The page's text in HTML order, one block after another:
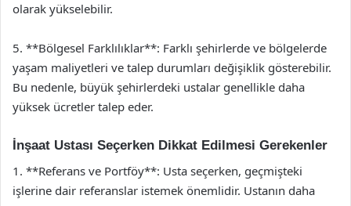
olarak yükselebilir.
5. **Bölgesel Farklılıklar**: Farklı şehirlerde ve bölgelerde
yaşam maliyetleri ve talep durumları değişiklik gösterebilir.
Bu nedenle, büyük şehirlerdeki ustalar genellikle daha
yüksek ücretler talep eder.
İnşaat Ustası Seçerken Dikkat Edilmesi Gerekenler
1. **Referans ve Portföy**: Usta seçerken, geçmişteki
işlerine dair referanslar istemek önemlidir. Ustanın daha